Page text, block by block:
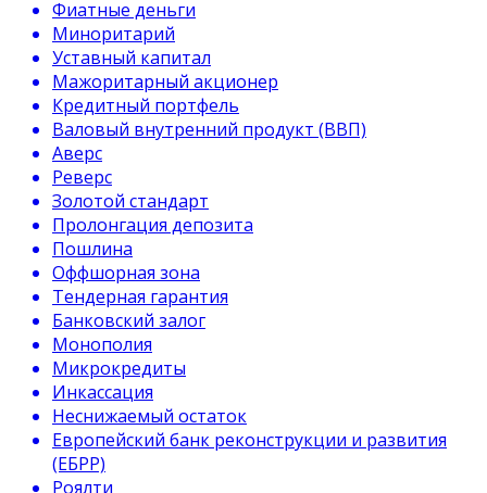
Фиатные деньги
Миноритарий
Уставный капитал
Мажоритарный акционер
Кредитный портфель
Валовый внутренний продукт (ВВП)
Аверс
Реверс
Золотой стандарт
Пролонгация депозита
Пошлина
Оффшорная зона
Тендерная гарантия
Банковский залог
Монополия
Микрокредиты
Инкассация
Неснижаемый остаток
Европейский банк реконструкции и развития
(ЕБРР)
Роялти